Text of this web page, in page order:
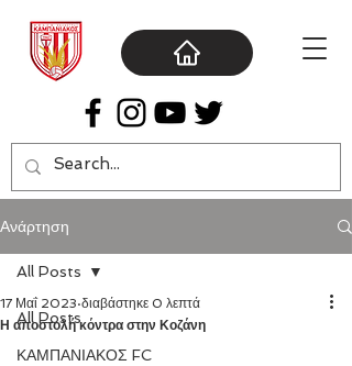
Ανάρτηση
All Posts
ΚΑΜΠΑΝΙΑΚΟΣ FC
All Posts
Η αποστολή κόντρα στην Κοζάνη
17 Μαΐ 2023 διαβάστηκε 0 λεπτά